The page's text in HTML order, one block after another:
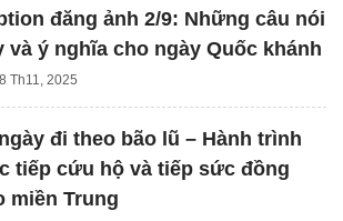
đăng ảnh 2/9: Những câu nói
và ý nghĩa cho ngày Quốc khánh
Th11, 2025
đi theo bão lũ – Hành trình
tiếp cứu hộ và tiếp sức đồng
miền Trung